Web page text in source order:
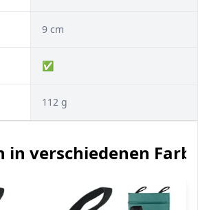
9 cm
✅
112 g
in verschiedenen